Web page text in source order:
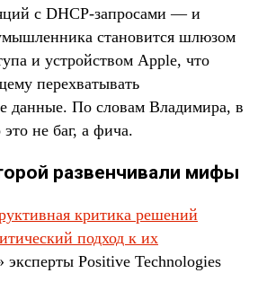
с DHCP-запросами — и
становится шлюзом
и устройством Apple, что
перехватывать
данные. По словам Владимира, в
не баг, а фича.
развенчивали мифы
критика решений
подход к их
эксперты Positive Technologies